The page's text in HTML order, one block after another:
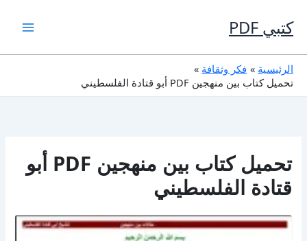
إلى
المحتوى
كتبي PDF
الرئيسية
فكر وثقافة
تحميل كتاب بين منهجين PDF أبو قتادة الفلسطيني
تحميل كتاب بين منهجين PDF أبو
قتادة الفلسطيني